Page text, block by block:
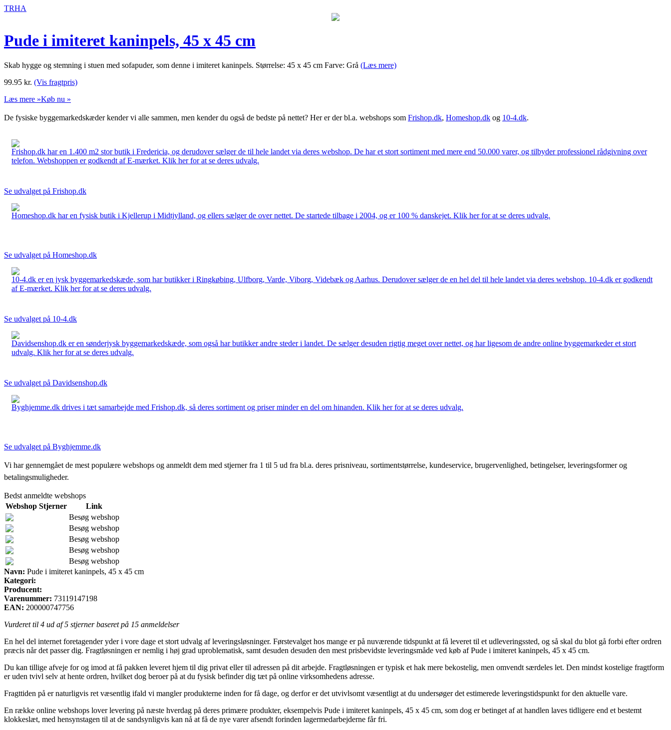
TRHA
Pude i imiteret kaninpels, 45 x 45 cm
Skab hygge og stemning i stuen med sofapuder, som denne i imiteret kaninpels. Størrelse: 45 x 45 cm Farve: Grå (Læs mere)
99.95 kr. (Vis fragtpris)
Læs mere »Køb nu »
De fysiske byggemarkedskæder kender vi alle sammen, men kender du også de bedste på nettet? Her er der bl.a. webshops som Frishop.dk, Homeshop.dk og 10-4.dk.
Frishop.dk har en 1.400 m2 stor butik i Fredericia, og derudover sælger de til hele landet via deres webshop. De har et stort sortiment med mere end 50.000 varer, og tilbyder professionel rådgivning over
telefon. Webshoppen er godkendt af E-mærket. Klik her for at se deres udvalg.
Se udvalget på Frishop.dk
Homeshop.dk har en fysisk butik i Kjellerup i Midtjylland, og ellers sælger de over nettet. De startede tilbage i 2004, og er 100 % danskejet. Klik her for at se deres udvalg.
Se udvalget på Homeshop.dk
10-4.dk er en jysk byggemarkedskæde, som har butikker i Ringkøbing, Ulfborg, Varde, Viborg, Videbæk og Aarhus. Derudover sælger de en hel del til hele landet via deres webshop. 10-4.dk er godkendt
af E-mærket. Klik her for at se deres udvalg.
Se udvalget på 10-4.dk
Davidsenshop.dk er en sønderjysk byggemarkedskæde, som også har butikker andre steder i landet. De sælger desuden rigtig meget over nettet, og har ligesom de andre online byggemarkeder et stort
udvalg. Klik her for at se deres udvalg.
Se udvalget på Davidsenshop.dk
Byghjemme.dk drives i tæt samarbejde med Frishop.dk, så deres sortiment og priser minder en del om hinanden. Klik her for at se deres udvalg.
Se udvalget på Byghjemme.dk
Vi har gennemgået de mest populære webshops og anmeldt dem med stjerner fra 1 til 5 ud fra bl.a. deres prisniveau, sortimentstørrelse, kundeservice, brugervenlighed, betingelser, leveringsformer og
betalingsmuligheder.
Bedst anmeldte webshops
Webshop Stjerner
Link
Besøg webshop
Besøg webshop
Besøg webshop
Besøg webshop
Besøg webshop
Navn: Pude i imiteret kaninpels, 45 x 45 cm
Kategori:
Producent:
Varenummer: 73119147198
EAN: 200000747756
Vurderet til 4 ud af 5 stjerner baseret på 15 anmeldelser
En hel del internet foretagender yder i vore dage et stort udvalg af leveringsløsninger. Førstevalget hos mange er på nuværende tidspunkt at få leveret til et udleveringssted, og så skal du blot gå forbi efter ordren
præcis når det passer dig. Fragtløsningen er nemlig i høj grad uproblematisk, samt desuden desuden den mest prisbevidste leveringsmåde ved køb af Pude i imiteret kaninpels, 45 x 45 cm.
Du kan tillige afveje for og imod at få pakken leveret hjem til dig privat eller til adressen på dit arbejde. Fragtløsningen er typisk et hak mere bekostelig, men omvendt særdeles let. Den mindst kostelige fragtform
er uden tvivl selv at hente ordren, hvilket dog beroer på at du fysisk befinder dig tæt på online virksomhedens adresse.
Fragttiden på er naturligvis ret væsentlig ifald vi mangler produkterne inden for få dage, og derfor er det utvivlsomt væsentligt at du undersøger det estimerede leveringstidspunkt for den aktuelle vare.
En række online webshops lover levering på næste hverdag på deres primære produkter, eksempelvis Pude i imiteret kaninpels, 45 x 45 cm, som dog er betinget af at handlen laves tidligere end et bestemt
klokkeslæt, med hensynstagen til at de sandsynligvis kan nå at få de nye varer afsendt forinden lagermedarbejderne får fri.